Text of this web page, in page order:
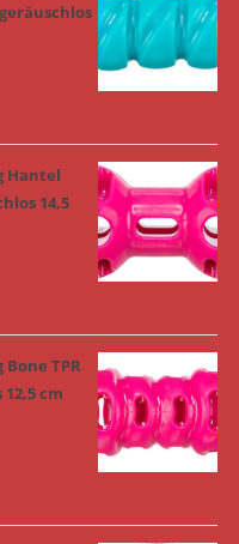
Hantel
14,5
TPR
cm